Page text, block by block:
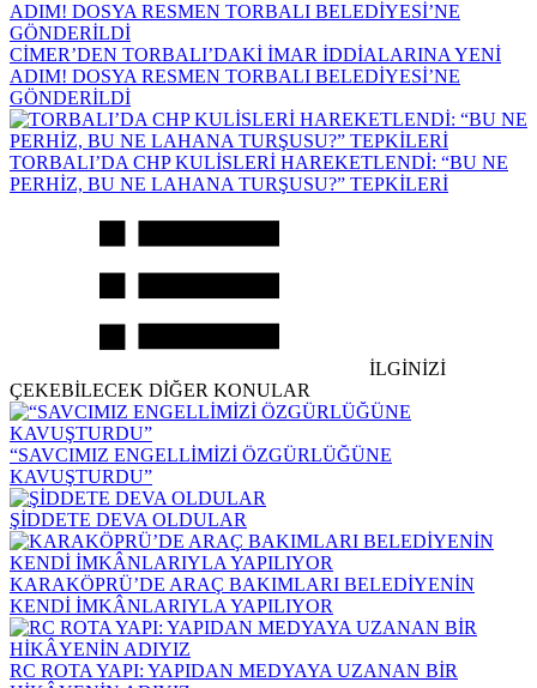
CİMER’DEN TORBALI’DAKİ İMAR İDDİALARINA YENİ
ADIM! DOSYA RESMEN TORBALI BELEDİYESİ’NE
GÖNDERİLDİ
TORBALI’DA CHP KULİSLERİ HAREKETLENDİ: “BU NE
PERHİZ, BU NE LAHANA TURŞUSU?” TEPKİLERİ
İLGİNİZİ
ÇEKEBİLECEK DİĞER KONULAR
“SAVCIMIZ ENGELLİMİZİ ÖZGÜRLÜĞÜNE
KAVUŞTURDU”
ŞİDDETE DEVA OLDULAR
KARAKÖPRÜ’DE ARAÇ BAKIMLARI BELEDİYENİN
KENDİ İMKÂNLARIYLA YAPILIYOR
RC ROTA YAPI: YAPIDAN MEDYAYA UZANAN BİR